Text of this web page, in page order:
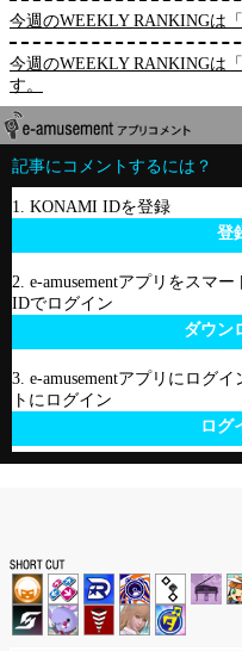
今週のWEEKLY RANKINGは
今週のWEEKLY RANKINGは
す。
記事にコメントするには？
1. KONAMI IDを登録
登
2. e-amusementアプリをスマ
IDでログイン
ダウン
3. e-amusementアプリにログ
トにログイン
ログ